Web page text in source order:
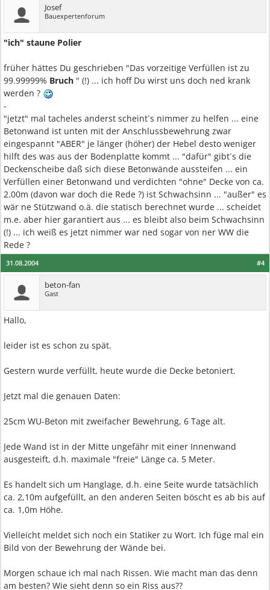
Josef
Bauexpertenforum
"ich" staune Polier
früher hättes Du geschrieben "Das vorzeitige Verfüllen ist zu
99.99999% Bruch " (!) ... ich hoff Du wirst uns doch ned krank
werden ?
-
"jetzt" mal tacheles anderst scheint´s nimmer zu helfen ... eine
Betonwand ist unten mit der Anschlussbewehrung zwar
eingespannt "ABER" je länger (höher) der Hebel desto weniger
hilft des was aus der Bodenplatte kommt ... "dafür" gibt´s die
Deckenscheibe daß sich diese Betonwände aussteifen ... ein
Verfüllen einer Betonwand und verdichten "ohne" Decke von ca.
2.00m (davon war doch die Rede ?) ist Schwachsinn ... "außer" es
wär ne Stützwand o.ä. die statisch berechnet wurde ... scheidet
m.e. aber hier garantiert aus ... es bleibt also beim Schwachsinn
(!) ... ich weiß es jetzt nimmer war ned sogar von ner WW die
Rede ?
#4
31.08.2004
beton-fan
Gast
Hallo,
leider ist es schon zu spät.
Gestern wurde verfüllt, heute wurde die Decke betoniert.
Jetzt mal die genauen Daten:
25cm WU-Beton mit zweifacher Bewehrung, 6 Tage alt.
Jede Wand ist in der Mitte ungefähr mit einer Innenwand
ausgesteift, d.h. maximale "freie" Länge ca. 5 Meter.
Es handelt sich um Hanglage, d.h. eine Seite wurde tatsächlich
ca. 2,10m aufgefüllt, an den anderen Seiten böscht es ab bis auf
ca. 1,0m Höhe.
Vielleicht meldet sich noch ein Statiker zu Wort. Ich füge mal ein
Bild von der Bewehrung der Wände bei.
Morgen schaue ich mal nach Rissen. Wie macht man das denn
am besten? Wie sieht denn so ein Riss aus??